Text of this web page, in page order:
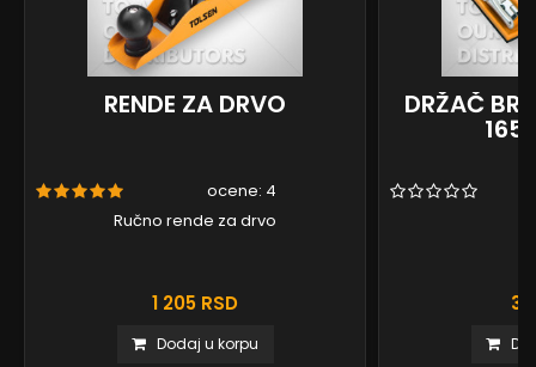
RENDE ZA DRVO
ocene: 4
Ručno rende za drvo
1 205 RSD
Dodaj u korpu
DRŽAČ